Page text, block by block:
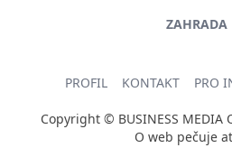
ZAHRADA
PROFIL KONTAKT PRO
Copyright © BUSINESS MEDIA